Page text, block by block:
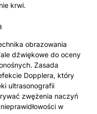
krwi.
obrazowania
dźwiękowe do oceny
Zasada
Dopplera, który
ultrasonografii
zwężenia naczyń
w